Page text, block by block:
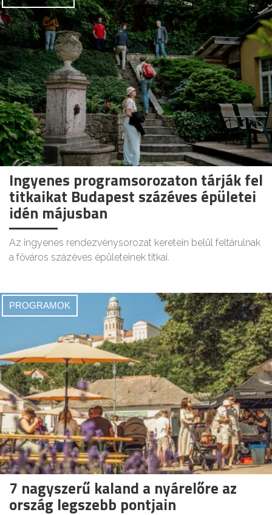
Ingyenes programsorozaton tárják fel
titkaikat Budapest százéves épületei
idén májusban
Az ingyenes rendezvénysorozat keretein belül feltárulnak
a főváros százéves épületeinek titkai.
PROGRAMOK
7 nagyszerű kaland a nyárelőre az
ország legszebb pontjain